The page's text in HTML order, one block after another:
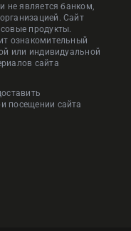
не является банком,
Сайт
продукты.
ознакомительный
или индивидуальной
сайта
посещении сайта